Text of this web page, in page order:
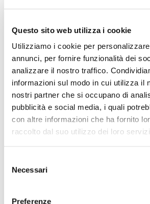
Questo sito web utilizza i cookie
Utilizziamo i cookie per
annunci, per fornire funzionalità dei
analizzare il nostro traffico.
informazioni sul modo in cui utilizza il
nostri partner che si occupano di
pubblicità e social media, i quali
con altre informazioni che ha fornito
raccolto dal suo utilizzo dei loro
delNecessari
Preferenze
CIOCCOLATO